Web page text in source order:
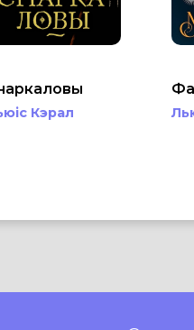
Кэрал